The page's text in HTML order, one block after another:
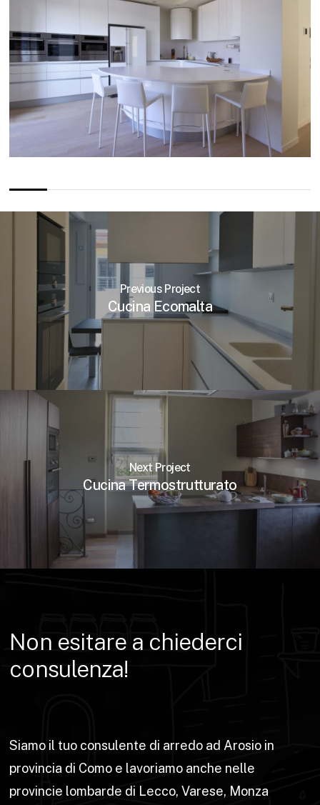
Previous Project
Cucina Ecomalta
Next Project
Cucina Termostrutturato
Non esitare a chiederci
consulenza!
Siamo il tuo consulente di arredo ad Arosio in
provincia di Como e lavoriamo anche nelle
provincie lombarde di Lecco, Varese, Monza